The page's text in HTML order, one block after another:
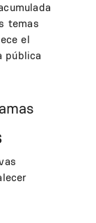
temas
el
pública